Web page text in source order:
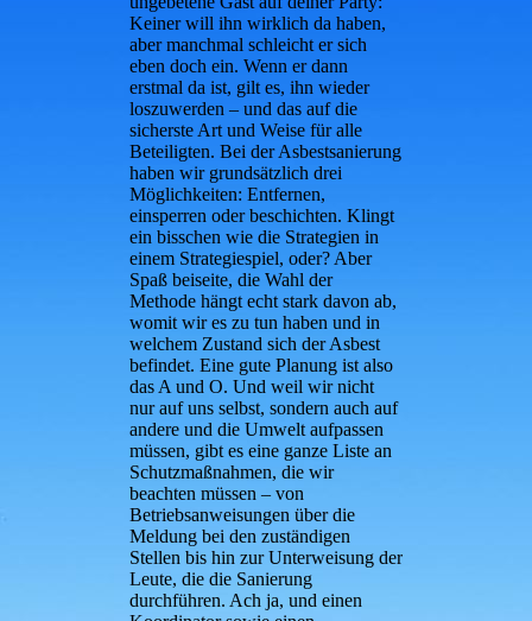
Keiner will ihn wirklich da haben,
aber manchmal schleicht er sich
eben doch ein. Wenn er dann
erstmal da ist, gilt es, ihn wieder
loszuwerden – und das auf die
sicherste Art und Weise für alle
Beteiligten. Bei der Asbestsanierung
haben wir grundsätzlich drei
Möglichkeiten: Entfernen,
einsperren oder beschichten. Klingt
ein bisschen wie die Strategien in
einem Strategiespiel, oder? Aber
Spaß beiseite, die Wahl der
Methode hängt echt stark davon ab,
womit wir es zu tun haben und in
welchem Zustand sich der Asbest
befindet. Eine gute Planung ist also
das A und O. Und weil wir nicht
nur auf uns selbst, sondern auch auf
andere und die Umwelt aufpassen
müssen, gibt es eine ganze Liste an
Schutzmaßnahmen, die wir
beachten müssen – von
Betriebsanweisungen über die
Meldung bei den zuständigen
Stellen bis hin zur Unterweisung der
Leute, die die Sanierung
durchführen. Ach ja, und einen